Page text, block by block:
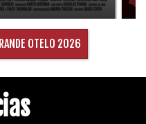
OTELO 2026